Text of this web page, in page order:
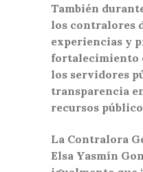
También
los contralores
experiencias y
fortalecimiento
los servidores
transparencia
recursos
La Contralora
Elsa Yasmín